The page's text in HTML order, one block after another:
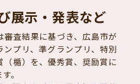
展示・発表など
審査結果に基づき、広島市が
ンプリ、準グランプリ、特別
（楯）を、優秀賞、奨励賞に
。